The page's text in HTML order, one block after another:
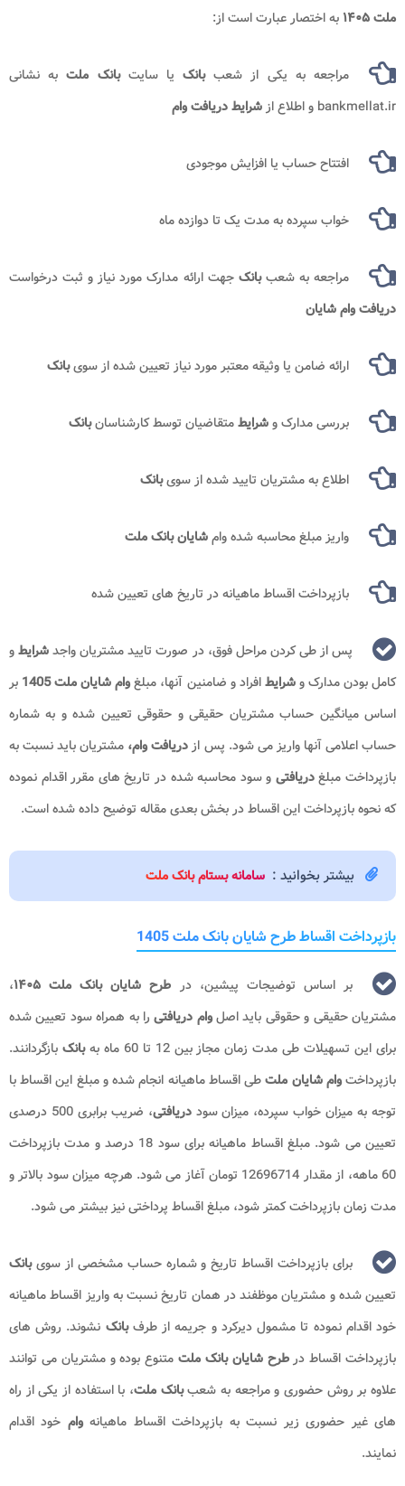
ملت ۱۴۰۵ به اختصار عبارت است از:
مراجعه به یکی از شعببانکیا سایتبانک ملتبه نشانی
bankmellat.ir و اطلاع از
شرایط دریافت وام
افتتاح حساب یا افزایش موجودی
خواب سپرده به مدت یک تا دوازده ماه
مراجعه به شعببانکجهت ارائه مدارک مورد نیاز و ثبت درخواست
دریافت وامشایان
ارائه ضامن یا وثیقه معتبر مورد نیاز تعیین شده از سویبانک
بررسی مدارک وشرایطمتقاضیان توسط کارشناسانبانک
اطلاع به مشتریان تایید شده از سویبانک
واریز مبلغ محاسبه شده وامشایان بانک ملت
بازپرداخت اقساط ماهیانه در تاریخ های تعیین شده
پس از طی کردن مراحل فوق، در صورت تایید مشتریان واجدشرایطو
کامل بودن مدارک وشرایطافراد و ضامنین آنها، مبلغوام شایان ملت 1405
بر
اساس میانگین حساب مشتریان حقیقی و حقوقی تعیین شده و به شماره
حساب اعلامی آنها واریز می شود. پس ازدریافت وام، مشتریان باید نسبت به
بازپرداخت مبلغدریافتی و سود محاسبه شده در تاریخ های مقرر اقدام نموده
که نحوه بازپرداخت این اقساط در بخش بعدی مقاله توضیح داده شده است.
بیشتر بخوانید : سامانه بستام بانک ملت
بازپرداخت اقساط طرح شایان بانک ملت 1405
بر اساس توضیجات پیشین، در طرح شایان بانک ملت ۱۴۰۵
،
مشتریان حقیقی و حقوقی باید اصلوام دریافتیرا به همراه سود تعیین شده
برای این تسهیلات طی مدت زمان مجاز بین 12 تا 60 ماه به
بانک بازگردانند.
بازپرداختوام شایان ملتطی اقساط ماهیانه انجام شده و مبلغ این اقساط با
توجه به میزان خواب سپرده، میزان سوددریافتی
، ضریب برابری 500 درصدی
تعیین می شود. مبلغ اقساط ماهیانه برای سود 18 درصد و مدت بازپرداخت
60 ماهه، از مقدار 12696714 تومان آغاز می شود. هرچه میزان سود بالاتر و
مدت زمان بازپرداخت کمتر شود، مبلغ اقساط پرداختی نیز بیشتر می شود.
برای بازپرداخت اقساط تاریخ و شماره حساب مشخصی از سویبانک
تعیین شده و مشتریان موظفند در همان تاریخ نسبت به واریز اقساط ماهیانه
خود اقدام نموده تا مشمول دیرکرد و جریمه از طرفبانک نشوند. روش های
بازپرداخت اقساط درطرح شایان بانک ملت متنوع بوده و مشتریان می توانند
علاوه بر روش حضوری و مراجعه به شعببانک ملت، با استفاده از یکی از راه
های غیر حضوری زیر نسبت به بازپرداخت اقساط ماهیانهوام خود اقدام
نمایند.